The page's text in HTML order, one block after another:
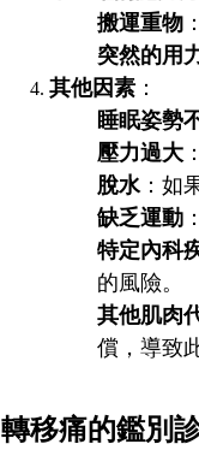
搬運重物
突然的用
其他因素 ：
睡眠姿勢
壓力過大
脫水：如
缺乏運動
特定內科
的風險。
其他肌肉
償，導致
轉移痛的鑑別